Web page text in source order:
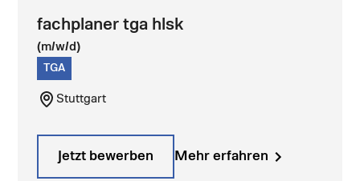
fachplaner tga hlsk
(m/w/d)
TGA
Stuttgart
Jetzt bewerben Mehr erfahren